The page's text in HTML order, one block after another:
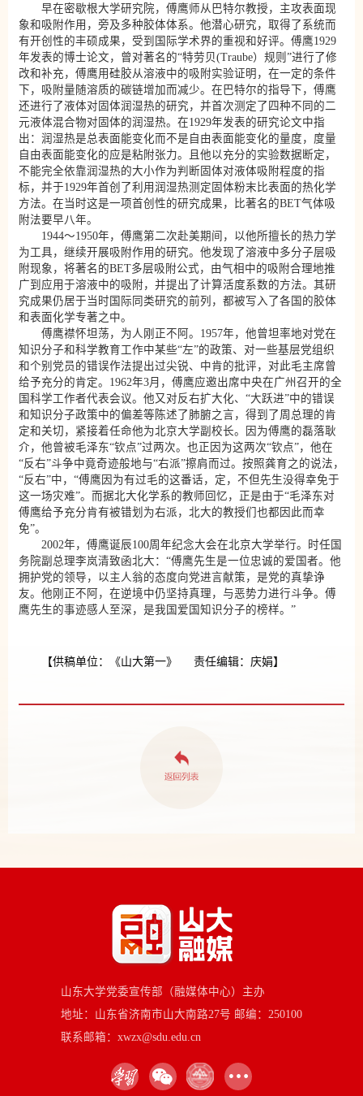
早在密歇根大学研究院，傅鹰师从巴特尔教授，主攻表面现
象和吸附作用，旁及多种胶体体系。他潜心研究，取得了系统而
有开创性的丰硕成果，受到国际学术界的重视和好评。傅鹰1929
年发表的博士论文，曾对著名的“特劳贝(Traube）规则”进行了修
改和补充，傅鹰用硅胶从溶液中的吸附实验证明，在一定的条件
下，吸附量随溶质的碳链增加而减少。在巴特尔的指导下，傅鹰
还进行了液体对固体润湿热的研究，并首次测定了四种不同的二
元液体混合物对固体的润湿热。在1929年发表的研究论文中指
出：润湿热是总表面能变化而不是自由表面能变化的量度，度量
自由表面能变化的应是粘附张力。且他以充分的实验数据断定，
不能完全依靠润湿热的大小作为判断固体对液体吸附程度的指
标，并于1929年首创了利用润湿热测定固体粉末比表面的热化学
方法。在当时这是一项首创性的研究成果，比著名的BET气体吸
附法要早八年。
1944～1950年，傅鹰第二次赴美期间，以他所擅长的热力学
为工具，继续开展吸附作用的研究。他发现了溶液中多分子层吸
附现象，将著名的BET多层吸附公式，由气相中的吸附合理地推
广到应用于溶液中的吸附，并提出了计算活度系数的方法。其研
究成果仍居于当时国际同类研究的前列，都被写入了各国的胶体
和表面化学专著之中。
傅鹰襟怀坦荡，为人刚正不阿。1957年，他曾坦率地对党在
知识分子和科学教育工作中某些“左”的政策、对一些基层党组织
和个别党员的错误作法提出过尖锐、中肯的批评，对此毛主席曾
给予充分的肯定。1962年3月，傅鹰应邀出席中央在广州召开的全
国科学工作者代表会议。他又对反右扩大化、“大跃进”中的错误
和知识分子政策中的偏差等陈述了肺腑之言，得到了周总理的肯
定和关切，紧接着任命他为北京大学副校长。因为傅鹰的磊落耿
介，他曾被毛泽东“钦点”过两次。也正因为这两次“钦点”，他在
“反右”斗争中竟奇迹般地与“右派”擦肩而过。按照龚育之的说法，
“反右”中，“傅鹰因为有过毛的这番话，定，不但先生没得幸免于
这一场灾难”。而据北大化学系的教师回忆，正是由于“毛泽东对
傅鹰给予充分肯有被错划为右派，北大的教授们也都因此而幸
免”。
2002年，傅鹰诞辰100周年纪念大会在北京大学举行。时任国
务院副总理李岚清致函北大：“傅鹰先生是一位忠诚的爱国者。他
拥护党的领导，以主人翁的态度向党进言献策，是党的真挚诤
友。他刚正不阿，在逆境中仍坚持真理，与恶势力进行斗争。傅
鹰先生的事迹感人至深，是我国爱国知识分子的榜样。”
【供稿单位：《山大第一》 责任编辑：庆娟】
山东大学党委宣传部（融媒体中心）主办
地址：山东省济南市山大南路27号 邮编：250100
联系邮箱：xwzx@sdu.edu.cn